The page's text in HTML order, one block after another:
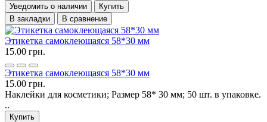
Уведомить о наличии
Купить
В закладки
В сравнение
Этикетка самоклеющаяся 58*30 мм
15.00 грн.
Этикетка самоклеющаяся 58*30 мм
15.00 грн.
Наклейки для косметики; Размер 58* 30 мм; 50 шт. в упаковке.
..
Купить